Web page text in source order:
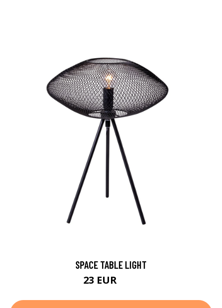
SPACE TABLE LIGHT
23 EUR